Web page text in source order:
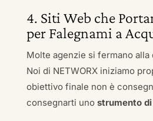
4. Siti Web che
per Falegnami a
Molte agenzie si fermano alla
Noi di NETWORX iniziamo
obiettivo finale non è
consegnarti uno strumento